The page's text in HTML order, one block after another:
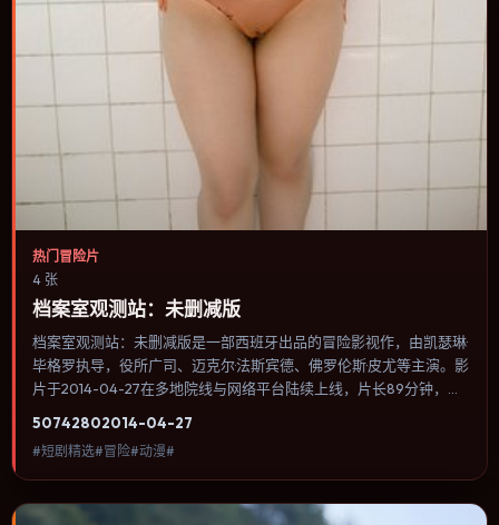
热门冒险片
4 张
档案室观测站：未删减版
档案室观测站：未删减版是一部西班牙出品的冒险影视作，由凯瑟琳·
毕格罗执导，役所广司、迈克尔·法斯宾德、佛罗伦斯·皮尤等主演。影
片于2014-04-27在多地院线与网络平台陆续上线，片长89分钟，适
人物选择与情节推进，节奏与视听语言统一，可作为休闲观影或类型
片补片的选择。
50742802014-04-27
#短剧精选#冒险#动漫#